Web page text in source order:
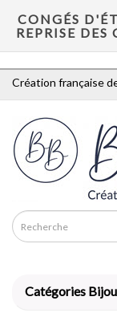
CONGÉS
REPRISE
Création française
Catégories